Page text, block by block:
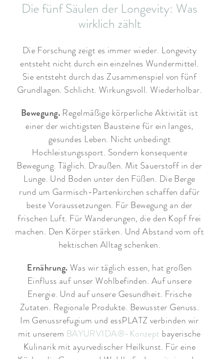
Die fünf Säulen der Longevity: Was
wirklich zählt
Die Forschung zeigt es immer wieder. Longevity
entsteht nicht durch ein einzelnes Wundermittel.
Sie entsteht durch das Zusammenspiel von fünf
Grundlagen. Schlicht. Wirkungsvoll. Wiederholbar.
Bewegung.Regelmäßige körperliche Aktivität ist
einer der wichtigsten Bausteine für ein langes,
gesundes Leben. Nicht unbedingt
Hochleistungssport. Sondern konsequente
Bewegung. Täglich. Draußen. Mit Sauerstoff in der
Lunge. Und Boden unter den Füßen. Die Berge
rund um Garmisch-Partenkirchen schaffen dafür
beste Voraussetzungen. Für Bewegung an der
frischen Luft. Für Wanderungen, die den Kopf frei
machen. Den Körper stärken. Und Abstand vom oft
hektischen Alltag schenken.
Ernährung. Was wir täglich essen, hat großen
Einfluss auf unser Wohlbefinden. Auf unsere
Energie. Und auf unsere Gesundheit. Frische
Zutaten. Regionale Produkte. Bewusster Genuss.
Im Genussrefugium und essPLATZ verbinden wir
mit unserem BAYURVIDA®-Konzept bayerische
Kulinarik mit ayurvedischer Heilkunst. Für eine